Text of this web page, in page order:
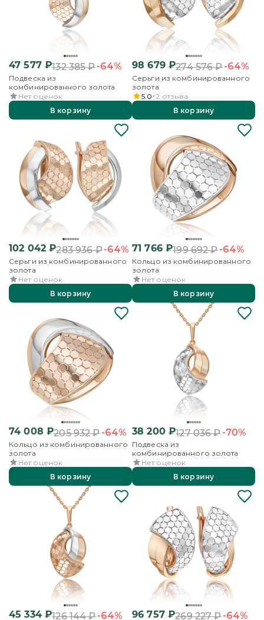
47 577₽132 385₽-64%
Подвеска из
комбинированного золота
Нет оценок
В корзину
98 679₽274 576₽-64%
Серьги из комбинированного
золота
5.0 2 отзыва
В корзину
102 042 ₽283 936₽-64%
Серьги из комбинированного
золота
Нет оценок
В корзину
71 766₽199 692₽-64%
Кольцо из комбинированного
золота
Нет оценок
В корзину
74 008 ₽205 932₽-64%
Кольцо из комбинированного
золота
Нет оценок
В корзину
38 200₽127 036₽-70%
Подвеска из
комбинированного золота
Нет оценок
В корзину
45 334₽126 144₽-64% 96 757₽269 227₽-64%